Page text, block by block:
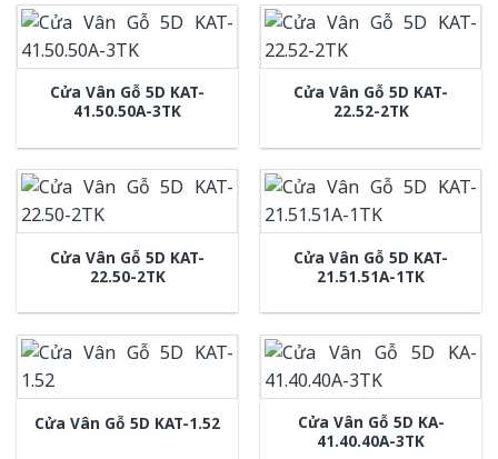
Cửa Vân Gỗ 5D KAT-
41.50.50A-3TK
Cửa Vân Gỗ 5D KAT-
22.52-2TK
Cửa Vân Gỗ 5D KAT-
22.50-2TK
Cửa Vân Gỗ 5D KAT-
21.51.51A-1TK
Cửa Vân Gỗ 5D KAT-1.52
Cửa Vân Gỗ 5D KA-
41.40.40A-3TK